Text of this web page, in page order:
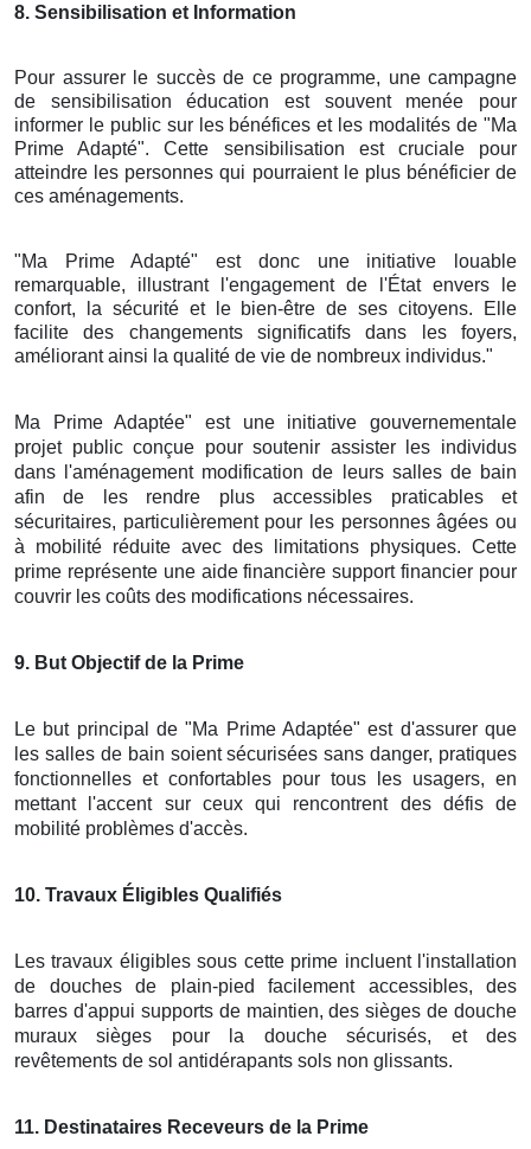
8. Sensibilisation et Information
Pour assurer le succès de ce programme, une campagne
de sensibilisation éducation est souvent menée pour
informer le public sur les bénéfices et les modalités de "Ma
Prime Adapté". Cette sensibilisation est cruciale pour
atteindre les personnes qui pourraient le plus bénéficier de
ces aménagements.
"Ma Prime Adapté" est donc une initiative louable
remarquable, illustrant l'engagement de l'État envers le
confort, la sécurité et le bien-être de ses citoyens. Elle
facilite des changements significatifs dans les foyers,
améliorant ainsi la qualité de vie de nombreux individus."
Ma Prime Adaptée" est une initiative gouvernementale
projet public conçue pour soutenir assister les individus
dans l'aménagement modification de leurs salles de bain
afin de les rendre plus accessibles praticables et
sécuritaires, particulièrement pour les personnes âgées ou
à mobilité réduite avec des limitations physiques. Cette
prime représente une aide financière support financier pour
couvrir les coûts des modifications nécessaires.
9. But Objectif de la Prime
Le but principal de "Ma Prime Adaptée" est d'assurer que
les salles de bain soient sécurisées sans danger, pratiques
fonctionnelles et confortables pour tous les usagers, en
mettant l'accent sur ceux qui rencontrent des défis de
mobilité problèmes d'accès.
10. Travaux Éligibles Qualifiés
Les travaux éligibles sous cette prime incluent l'installation
de douches de plain-pied facilement accessibles, des
barres d'appui supports de maintien, des sièges de douche
muraux sièges pour la douche sécurisés, et des
revêtements de sol antidérapants sols non glissants.
11. Destinataires Receveurs de la Prime